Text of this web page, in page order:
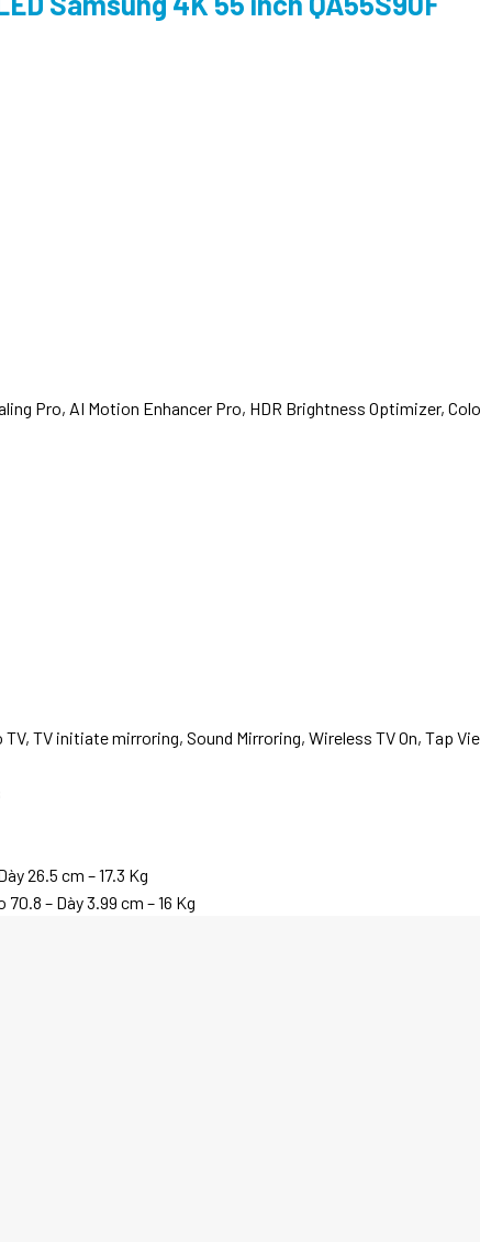
Pro, AI Motion Enhancer Pro, HDR Brightness Optimizer,
TV initiate mirroring, Sound Mirroring, Wireless TV On, Tap
26.5 cm – 17.3 Kg
70.8 – Dày 3.99 cm – 16 Kg